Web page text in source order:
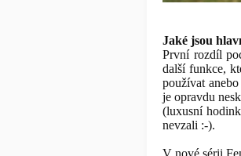
Jaké jsou
První rozdíl
další funkce,
používat
je opravdu
(luxusní
nevzali :-).
V nové sérii